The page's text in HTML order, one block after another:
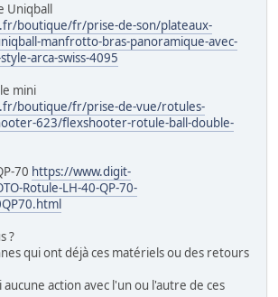
Uniqball
boutique/fr/prise-de-son/plateaux-
manfrotto-bras-panoramique-avec-
arca-swiss-4095
mini
boutique/fr/prise-de-vue/rotules-
623/flexshooter-rotule-ball-double-
70 https://www.digit-
Rotule-LH-40-QP-70-
?
qui ont déjà ces matériels ou des retours
action avec l'un ou l'autre de ces